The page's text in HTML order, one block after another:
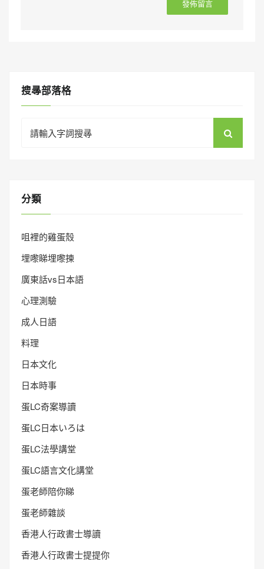
搜㝷部落格
for:
分類
咀裡的雞蛋殼
埋嚟睇埋嚟揀
廣東話vs日本語
心理測驗
成人日語
料理
日本文化
日本時事
蛋LC奇案導讀
蛋LC日本いろは
蛋LC法學講堂
蛋LC語言文化講堂
蛋老師陪你睇
蛋老師雜談
香港人行政書士導讀
香港人行政書士提提你